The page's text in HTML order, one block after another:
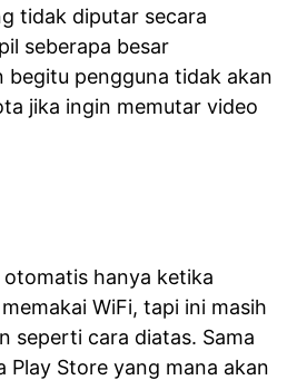
tidak diputar secara
seberapa besar
begitu pengguna tidak akan
jika ingin memutar video
hanya ketika
WiFi, tapi ini masih
seperti cara diatas. Sama
Play Store yang mana akan